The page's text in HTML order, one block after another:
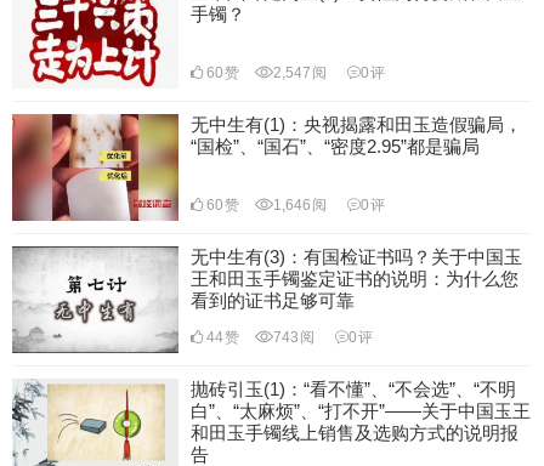
手镯？
60赞 2,547 阅 0评
无中生有(1)：央视揭露和田玉造假骗局，
“国检”、“国石”、“密度2.95”都是骗局
60赞 1,646 阅 0评
无中生有(3)：有国检证书吗？关于中国玉
王和田玉手镯鉴定证书的说明：为什么您
看到的证书足够可靠
44赞 743 阅 0评
抛砖引玉(1)：“看不懂”、“不会选”、“不明
白”、“太麻烦”、“打不开”——关于中国玉王
和田玉手镯线上销售及选购方式的说明报
告